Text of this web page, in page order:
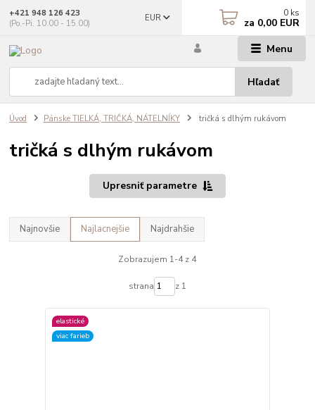
Menu
EUR
Hľadať
+421 948 126 423
(Po.-Pi. 10.00 - 15.00)
0 ks
za 0,00 EUR
Úvod Pánske TIELKÁ, TRIČKÁ, NÁTELNÍKY tričká s dlhým rukávom
tričká s dlhým rukávom
Upresniť parametre
Najnovšie Najlacnejšie Najdrahšie
Zobrazujem 1-4 z 4
strana z 1
elastické
viac farieb